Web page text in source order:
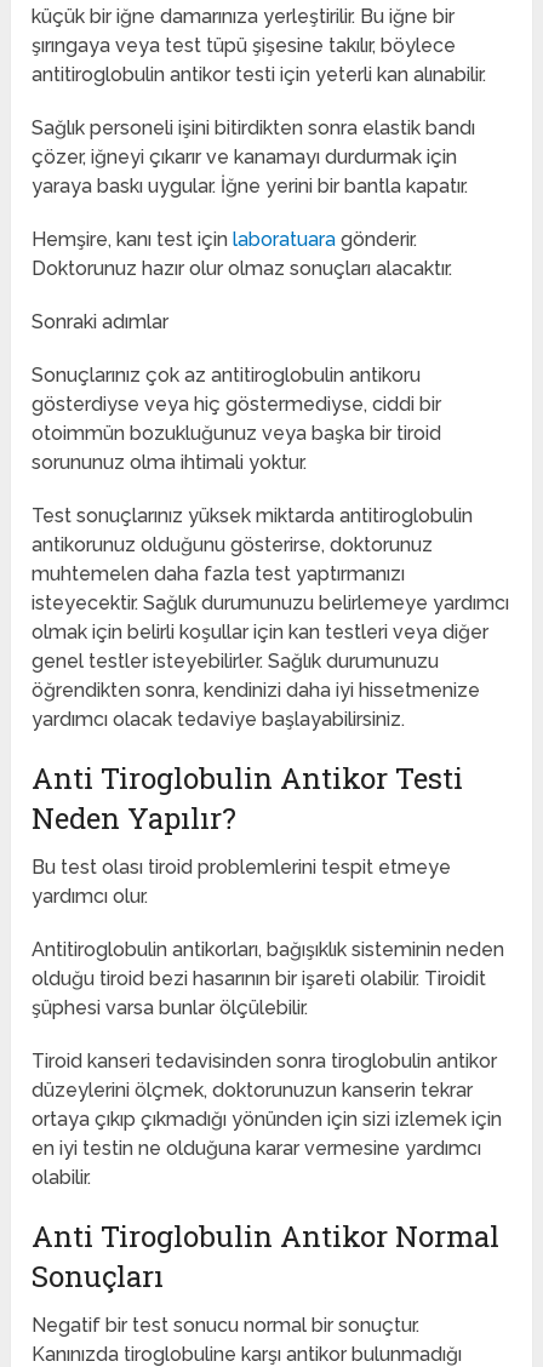
küçük bir iğne damarınıza yerleştirilir. Bu iğne bir
şırıngaya veya test tüpü şişesine takılır, böylece
antitiroglobulin antikor testi için yeterli kan alınabilir. ‌
‌Sağlık personeli işini bitirdikten sonra elastik bandı
çözer, iğneyi çıkarır ve kanamayı durdurmak için
yaraya baskı uygular. İğne yerini bir bantla kapatır.
Hemşire, kanı test içinlaboratuara gönderir.
Doktorunuz hazır olur olmaz sonuçları alacaktır.
Sonraki adımlar
Sonuçlarınız çok az antitiroglobulin antikoru
gösterdiyse veya hiç göstermediyse, ciddi bir
otoimmün bozukluğunuz veya başka bir tiroid
sorununuz olma ihtimali yoktur. ‌‌
Test sonuçlarınız yüksek miktarda antitiroglobulin
antikorunuz olduğunu gösterirse, doktorunuz
muhtemelen daha fazla test yaptırmanızı
isteyecektir. Sağlık durumunuzu belirlemeye yardımcı
olmak için belirli koşullar için kan testleri veya diğer
genel testler isteyebilirler. Sağlık durumunuzu
öğrendikten sonra, kendinizi daha iyi hissetmenize
yardımcı olacak tedaviye başlayabilirsiniz.
Anti Tiroglobulin Antikor Testi
Neden Yapılır?
Bu test olası tiroid problemlerini tespit etmeye
yardımcı olur.
Antitiroglobulin antikorları, bağışıklık sisteminin neden
olduğu tiroid bezi hasarının bir işareti olabilir. Tiroidit
şüphesi varsa bunlar ölçülebilir.
Tiroid kanseri tedavisinden sonra tiroglobulin antikor
düzeylerini ölçmek, doktorunuzun kanserin tekrar
ortaya çıkıp çıkmadığı yönünden için sizi izlemek için
en iyi testin ne olduğuna karar vermesine yardımcı
olabilir.
Anti Tiroglobulin Antikor Normal
Sonuçları
Negatif bir test sonucu normal bir sonuçtur.
Kanınızda tiroglobuline karşı antikor bulunmadığı